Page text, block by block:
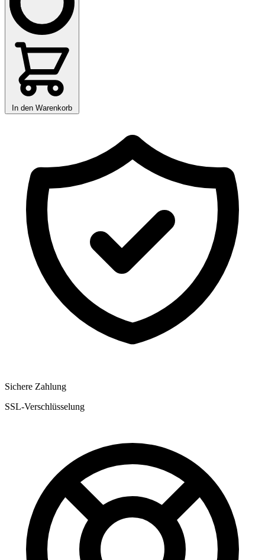
In den Warenkorb
Sichere Zahlung
SSL-Verschlüsselung